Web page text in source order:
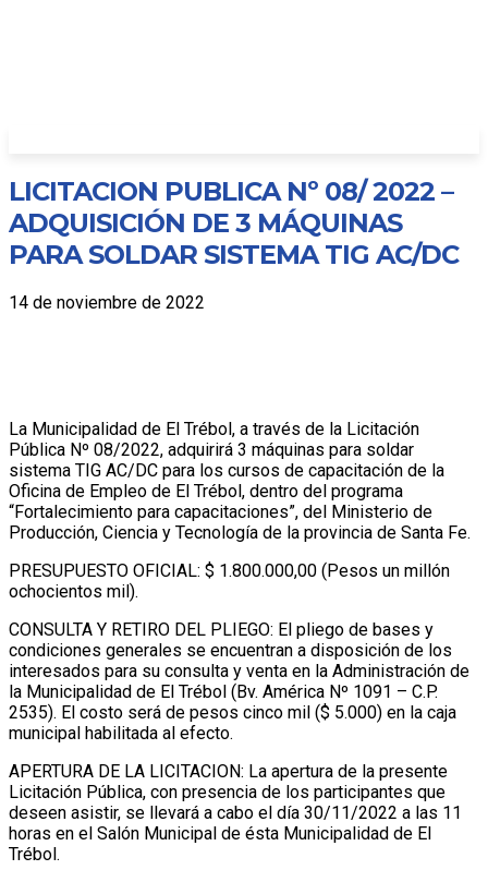
LICITACION PUBLICA Nº 08/ 2022 –
ADQUISICIÓN DE 3 MÁQUINAS
PARA SOLDAR SISTEMA TIG AC/DC
14 de noviembre de 2022
La Municipalidad de El Trébol, a través de la Licitación
Pública Nº 08/2022, adquirirá 3 máquinas para soldar
sistema TIG AC/DC para los cursos de capacitación de la
Oficina de Empleo de El Trébol, dentro del programa
“Fortalecimiento para capacitaciones”, del Ministerio de
Producción, Ciencia y Tecnología de la provincia de Santa Fe.
PRESUPUESTO OFICIAL: $ 1.800.000,00 (Pesos un millón
ochocientos mil).
CONSULTA Y RETIRO DEL PLIEGO: El pliego de bases y
condiciones generales se encuentran a disposición de los
interesados para su consulta y venta en la Administración de
la Municipalidad de El Trébol (Bv. América Nº 1091 – C.P.
2535). El costo será de pesos cinco mil ($ 5.000) en la caja
municipal habilitada al efecto.
APERTURA DE LA LICITACION: La apertura de la presente
Licitación Pública, con presencia de los participantes que
deseen asistir, se llevará a cabo el día 30/11/2022 a las 11
horas en el Salón Municipal de ésta Municipalidad de El
Trébol.